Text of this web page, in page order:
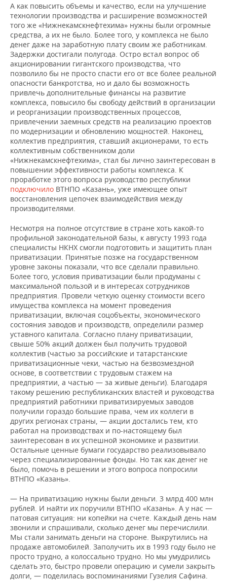
А как повысить объемы и качество, если на улучшение
технологии производства и расширение возможностей
того же «Нижнекамскнефтехима» нужны были огромные
средства, а их не было. Более того, у комплекса не было
денег даже на заработную плату своим же работникам.
Задержки достигали полугода. Остро встал вопрос об
акционировании гигантского производства, что
позволило бы не просто спасти его от все более реальной
опасности банкротства, но и дало бы возможность
привлечь дополнительные финансы на развитие
комплекса, повысило бы свободу действий в организации
и реорганизации производственных процессов,
привлечении заемных средств на реализацию проектов
по модернизации и обновлению мощностей. Наконец,
коллектив предприятия, ставший акционерами, то есть
коллективным собственником доли
«Нижнекамскнефтехима», стал бы лично заинтересован в
повышении эффективности работы комплекса. К
проработке этого вопроса руководство республики
подключило ВТНПО «Казань», уже имеющее опыт
восстановления цепочек взаимодействия между
производителями.
Несмотря на полное отсутствие в стране хоть какой-то
профильной законодательной базы, к августу 1993 года
специалисты НКНХ смогли подготовить и защитить план
приватизации. Принятые позже на государственном
уровне законы показали, что все сделали правильно.
Более того, условия приватизации были продуманы с
максимальной пользой и в интересах сотрудников
предприятия. Провели четкую оценку стоимости всего
имущества комплекса на момент проведения
приватизации, включая соцобъекты, экономического
состояния заводов и производств, определили размер
уставного капитала. Согласно плану приватизации,
свыше 50% акций должен был получить трудовой
коллектив (частью за российские и татарстанские
приватизационные чеки, частью на безвозмездной
основе, в соответствии с трудовым стажем на
предприятии, а частью — за живые деньги). Благодаря
такому решению республиканских властей и руководства
предприятий работники приватизируемых заводов
получили гораздо большие права, чем их коллеги в
других регионах страны, — акции достались тем, кто
работал на производствах и по-настоящему был
заинтересован в их успешной экономике и развитии.
Остальные ценные бумаги государство реализовывало
через специализированные фонды. Но так как денег не
было, помочь в решении и этого вопроса попросили
ВТНПО «Казань».
— На приватизацию нужны были деньги. 3 млрд 400 млн
рублей. И найти их поручили ВТНПО «Казань». А у нас —
патовая ситуация: ни копейки на счете. Каждый день нам
звонили и спрашивали, сколько денег мы перечислили.
Мы стали занимать деньги на стороне. Выкрутились на
продаже автомобилей. Заполучить их в 1993 году было не
просто трудно, а колоссально трудно. Но мы умудрились
сделать это, быстро провели операцию и сумели закрыть
долги, — поделилась воспоминаниями Гузелия Сафина.